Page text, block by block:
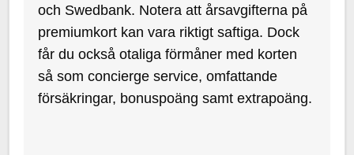
och Swedbank. Notera att årsavgifterna på
premiumkort kan vara riktigt saftiga. Dock
får du också otaliga förmåner med korten
så som concierge service, omfattande
försäkringar, bonuspoäng samt extrapoäng.